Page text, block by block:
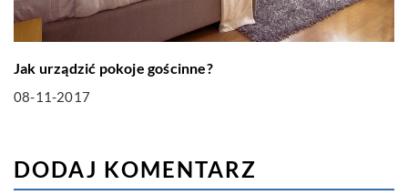
Jak urządzić pokoje gościnne?
08-11-2017
DODAJ KOMENTARZ